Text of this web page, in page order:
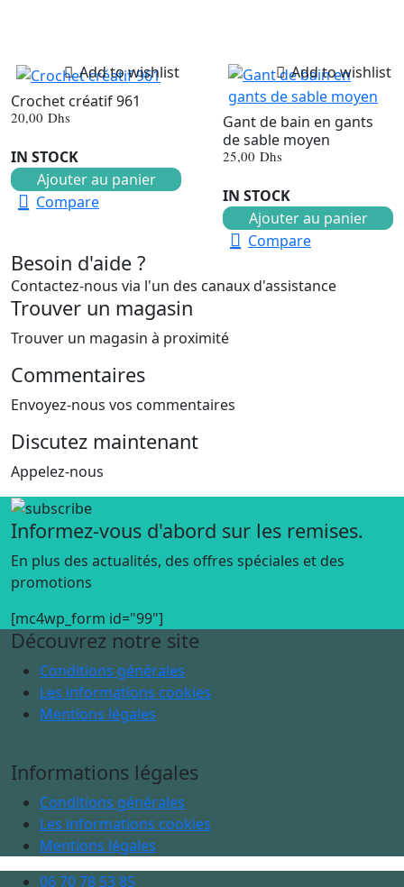
Add to wishlist
Crochet créatif 961
20,00 Dhs
IN STOCK
Ajouter au panier
Compare
Add to wishlist
Gant de bain en gants
de sable moyen
25,00 Dhs
IN STOCK
Ajouter au panier
Compare
Besoin d'aide ?
Contactez-nous via l'un des canaux d'assistance
Trouver un magasin
Trouver un magasin à proximité
Commentaires
Envoyez-nous vos commentaires
Discutez maintenant
Appelez-nous
Informez-vous d'abord sur les remises.
En plus des actualités, des offres spéciales et des
promotions
[mc4wp_form id="99"]
Découvrez notre site
Conditions générales
Les informations cookies
Mentions légales
Informations légales
Conditions générales
Les informations cookies
Mentions légales
06 70 78 53 85